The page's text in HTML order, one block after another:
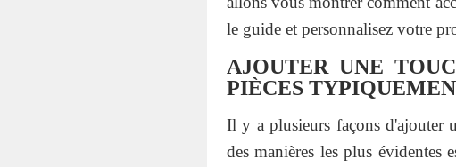
le guide et personnalisez votre
AJOUTER UNE
PIÈCES
Il y a plusieurs façons d'ajouter
des manières les plus évidentes